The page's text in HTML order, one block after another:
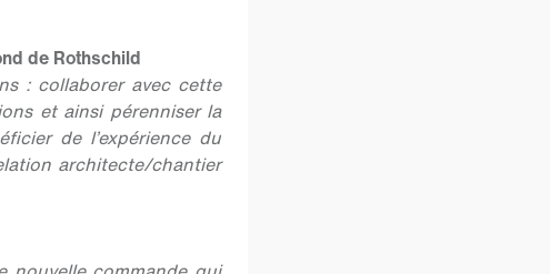
de Rothschild
: collaborer avec cette
et ainsi pérenniser la
de l’expérience du
architecte/chantier